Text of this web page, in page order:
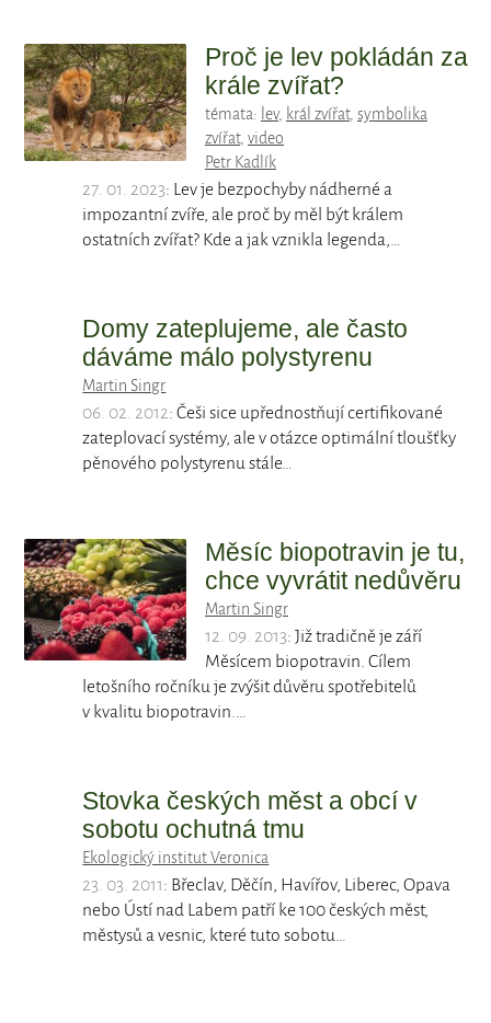
Proč je lev pokládán za
krále zvířat?
témata: lev, král zvířat, symbolika
zvířat, video
Petr Kadlík
27. 01. 2023: Lev je bezpochyby nádherné a
impozantní zvíře, ale proč by měl být králem
ostatních zvířat? Kde a jak vznikla legenda,…
Domy zateplujeme, ale často
dáváme málo polystyrenu
Martin Singr
06. 02. 2012: Češi sice upřednostňují certifikované
zateplovací systémy, ale v otázce optimální tloušťky
pěnového polystyrenu stále…
Měsíc biopotravin je tu,
chce vyvrátit nedůvěru
Martin Singr
12. 09. 2013: Již tradičně je září
Měsícem biopotravin. Cílem
letošního ročníku je zvýšit důvěru spotřebitelů
v kvalitu biopotravin.…
Stovka českých měst a obcí v
sobotu ochutná tmu
Ekologický institut Veronica
23. 03. 2011: Břeclav, Děčín, Havířov, Liberec, Opava
nebo Ústí nad Labem patří ke 100 českých měst,
městysů a vesnic, které tuto sobotu…